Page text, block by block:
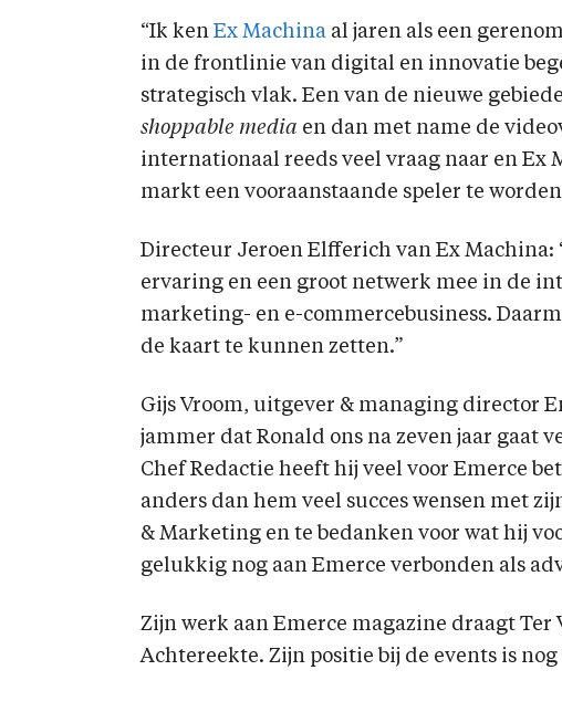
“Ik ken Ex Machina al jaren als een
in de frontlinie van digital en innovatie
strategisch vlak. Een van de nieuwe
shoppable media en dan met name de
internationaal reeds veel vraag naar en Ex
markt een vooraanstaande speler te
Directeur Jeroen Elfferich van Ex Machina:
ervaring en een groot netwerk mee in de
marketing- en e-commercebusiness.
de kaart te kunnen zetten.”
Gijs Vroom, uitgever & managing director
jammer dat Ronald ons na zeven jaar gaat
Chef Redactie heeft hij veel voor Emerce
anders dan hem veel succes wensen met
& Marketing en te bedanken voor wat hij
gelukkig nog aan Emerce verbonden als
Zijn werk aan Emerce magazine draagt Ter
Achtereekte. Zijn positie bij de events is nog